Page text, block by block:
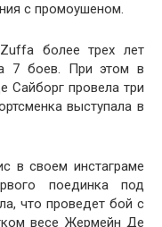
с промоушеном.
более трех лет
7 боев. При этом в
Сайборг провела три
выступала в
в своем инстаграме
поединка под
что проведет бой с
весе Жермейн Де